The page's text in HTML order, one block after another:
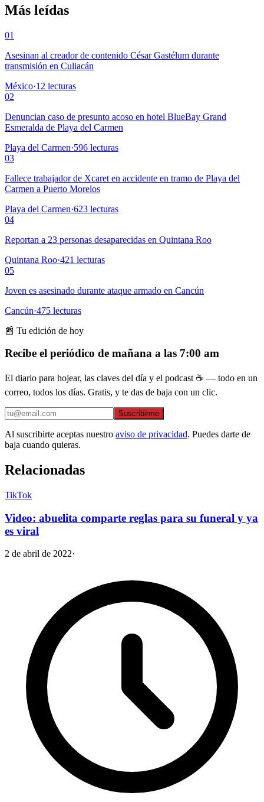
Más leídas
01
Asesinan al creador de contenido César Gastélum durante
transmisión en Culiacán
México·12 lecturas
02
Denuncian caso de presunto acoso en hotel BlueBay Grand
Esmeralda de Playa del Carmen
Playa del Carmen·596 lecturas
03
Fallece trabajador de Xcaret en accidente en tramo de Playa del
Carmen a Puerto Morelos
Playa del Carmen·623 lecturas
04
Reportan a 23 personas desaparecidas en Quintana Roo
Quintana Roo·421 lecturas
05
Joven es asesinado durante ataque armado en Cancún
Cancún·475 lecturas
📰 Tu edición de hoy
Recibe el periódico de mañana a las 7:00 am
El diario para hojear, las claves del día y el podcast ☕ — todo en un
correo, todos los días. Gratis, y te das de baja con un clic.
Suscribirme
Al suscribirte aceptas nuestro aviso de privacidad. Puedes darte de
baja cuando quieras.
Relacionadas
TikTok
Video: abuelita comparte reglas para su funeral y ya
es viral
2 de abril de 2022·